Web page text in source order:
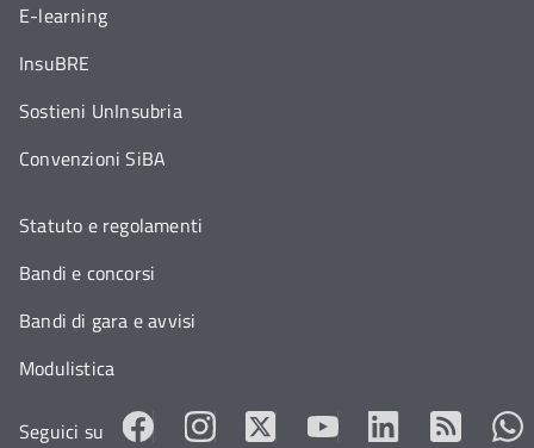
E-learning
InsuBRE
Sostieni UnInsubria
Convenzioni SiBA
Statuto e regolamenti
Bandi e concorsi
Bandi di gara e avvisi
Modulistica
Seguici su